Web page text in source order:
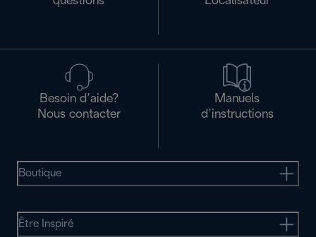
Besoin d’aide?
Nous contacter
Manuels
d’instructions
Boutique
Être Inspiré